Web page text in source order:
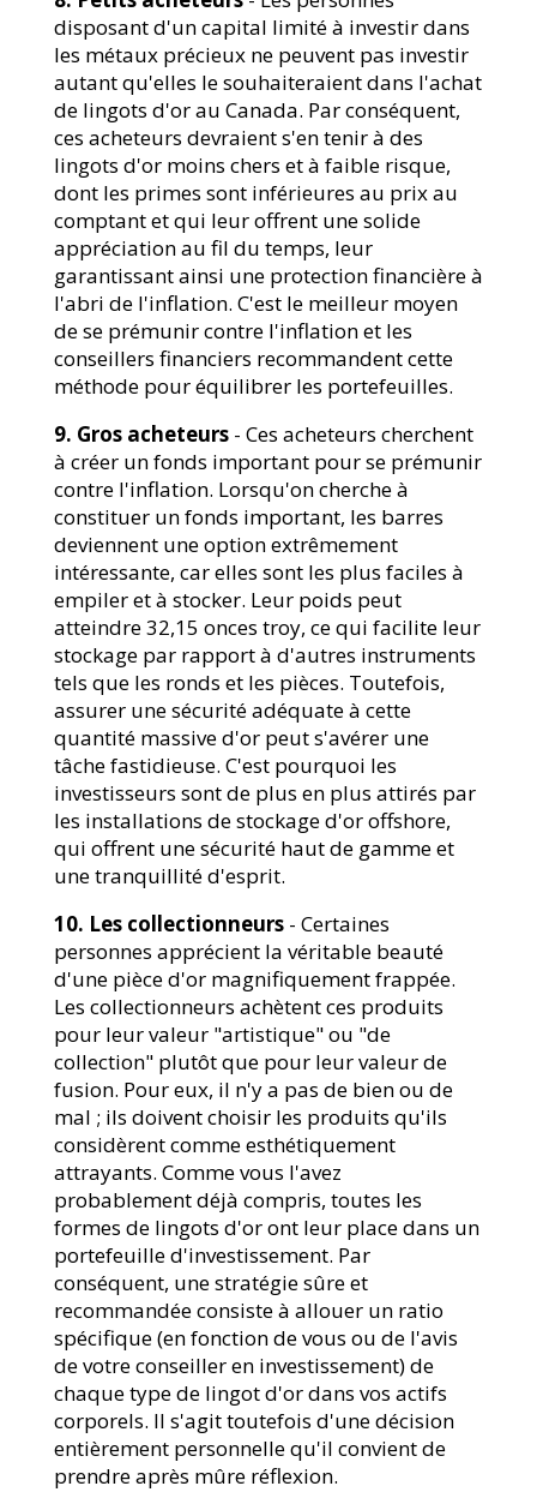
disposant d'un capital limité à investir dans
les métaux précieux ne peuvent pas investir
autant qu'elles le souhaiteraient dans l'achat
de lingots d'or au Canada. Par conséquent,
ces acheteurs devraient s'en tenir à des
lingots d'or moins chers et à faible risque,
dont les primes sont inférieures au prix au
comptant et qui leur offrent une solide
appréciation au fil du temps, leur
garantissant ainsi une protection financière à
l'abri de l'inflation. C'est le meilleur moyen
de se prémunir contre l'inflation et les
conseillers financiers recommandent cette
méthode pour équilibrer les portefeuilles.
9. Gros acheteurs- Ces acheteurs cherchent
à créer un fonds important pour se prémunir
contre l'inflation. Lorsqu'on cherche à
constituer un fonds important, les barres
deviennent une option extrêmement
intéressante, car elles sont les plus faciles à
empiler et à stocker. Leur poids peut
atteindre 32,15 onces troy, ce qui facilite leur
stockage par rapport à d'autres instruments
tels que les ronds et les pièces. Toutefois,
assurer une sécurité adéquate à cette
quantité massive d'or peut s'avérer une
tâche fastidieuse. C'est pourquoi les
investisseurs sont de plus en plus attirés par
les installations de stockage d'or offshore,
qui offrent une sécurité haut de gamme et
une tranquillité d'esprit.
10. Les collectionneurs- Certaines
personnes apprécient la véritable beauté
d'une pièce d'or magnifiquement frappée.
Les collectionneurs achètent ces produits
pour leur valeur "artistique" ou "de
collection" plutôt que pour leur valeur de
fusion. Pour eux, il n'y a pas de bien ou de
mal ; ils doivent choisir les produits qu'ils
considèrent comme esthétiquement
attrayants. Comme vous l'avez
probablement déjà compris, toutes les
formes de lingots d'or ont leur place dans un
portefeuille d'investissement. Par
conséquent, une stratégie sûre et
recommandée consiste à allouer un ratio
spécifique (en fonction de vous ou de l'avis
de votre conseiller en investissement) de
chaque type de lingot d'or dans vos actifs
corporels. Il s'agit toutefois d'une décision
entièrement personnelle qu'il convient de
prendre après mûre réflexion.